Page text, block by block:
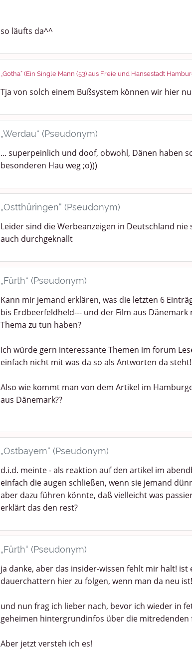
so läufts da^^
„Gotha“ (Ein Single Mann (53) aus Freie und Hansestadt
Tja von solch einem Bußsystem können wir hier
„Werdau“ (Pseudonym)
... superpeinlich und doof, obwohl, Dänen haben
besonderen Hau weg ;o)))
„Ostthüringen“ (Pseudonym)
Leider sind die Werbeanzeigen in Deutschland
auch durchgeknallt
„Fürth“ (Pseudonym)
Kann mir jemand erklären, was die letzten 6
bis Erdbeerfeldheld--- und der Film aus
Thema zu tun haben?
Ich würde gern interessante Themen im forum
einfach nicht mit was da so als Antworten da steht!
Also wie kommt man von dem Artikel im
aus Dänemark??
„Ostbayern“ (Pseudonym)
d.i.d. meinte - als reaktion auf den artikel im
einfach die augen schließen, wenn sie jemand
aber dazu führen könnte, daß vielleicht was
erklärt das den rest?
„Fürth“ (Pseudonym)
ja danke, aber das insider-wissen fehlt mir halt! ist
dauerchattern hier zu folgen, wenn man da neu ist!
und nun frag ich lieber nach, bevor ich wieder in
geheimen hintergrundinfos über die mitredenden
Aber jetzt versteh ich es!